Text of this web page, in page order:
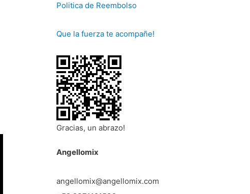
Politica de Reembolso
Que la fuerza te acompañe!
Gracias, un abrazo!
Angellomix
angellomix@angellomix.com